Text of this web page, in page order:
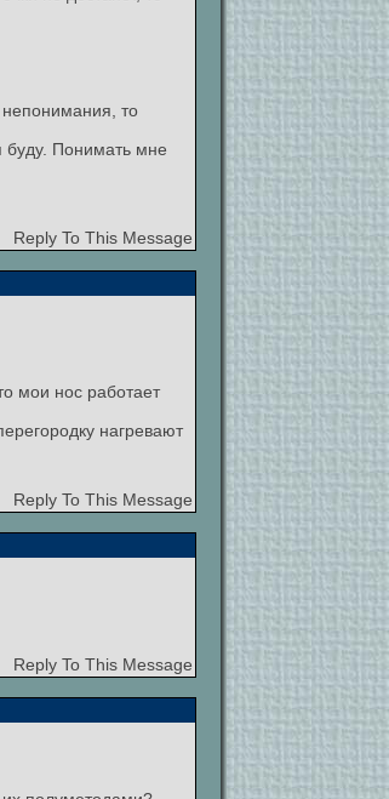
то
буду. Понимать мне
Reply To This Message
мои нос работает
нагревают
Reply To This Message
Reply To This Message